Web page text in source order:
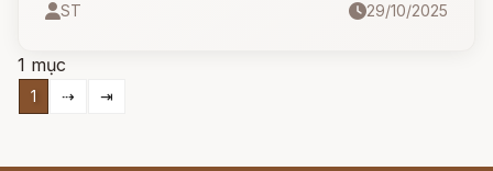
nằm xuống mọc lên một loài cây lạ - cây Trinh
tay che mặt người con gái e thẹn và đau khổ.
ST 29/10/2025
1 mục
1 ⇢ ⇥